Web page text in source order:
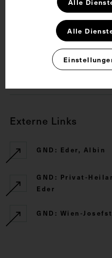
Heilanstalt
Externe Links
GND: Eder, Albin
GND: Privat-
Eder
GND: Wien-
Alle
Alle